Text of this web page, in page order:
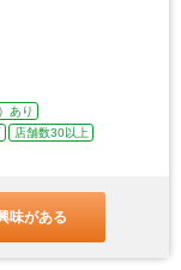
あり
店舗数30以上
味がある